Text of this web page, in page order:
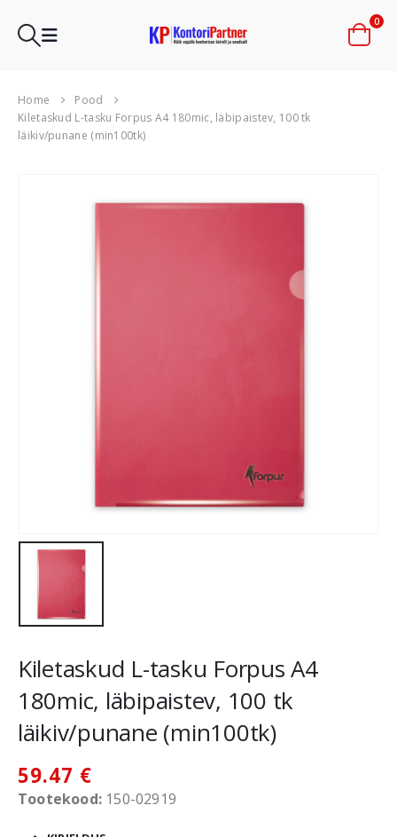
0
Home
Pood
Kiletaskud L-tasku Forpus A4 180mic, läbipaistev, 100 tk
läikiv/punane (min100tk)
Kiletaskud L-tasku Forpus A4
180mic, läbipaistev, 100 tk
läikiv/punane (min100tk)
59.47 €
Tootekood: 150-02919